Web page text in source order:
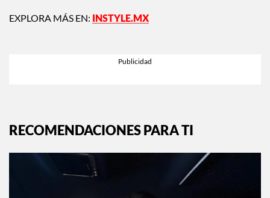
EXPLORA MÁS EN: INSTYLE.MX
RECOMENDACIONES PARA TI